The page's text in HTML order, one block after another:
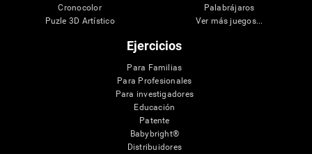
Cronocolor
Puzle 3D Artístico
Palabrájaros
Ver más juegos...
Ejercicios
Para Familias
Para Profesionales
Para investigadores
Educación
Patente
Babybright®
Distribuidores